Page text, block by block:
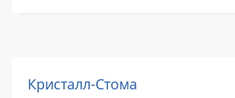
Кристалл-Стома